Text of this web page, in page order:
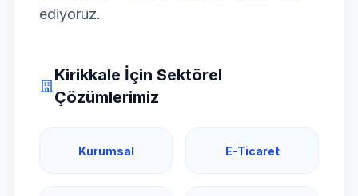
ediyoruz.
Kirikkale İçin Sektörel
Çözümlerimiz
Kurumsal E-Ticaret